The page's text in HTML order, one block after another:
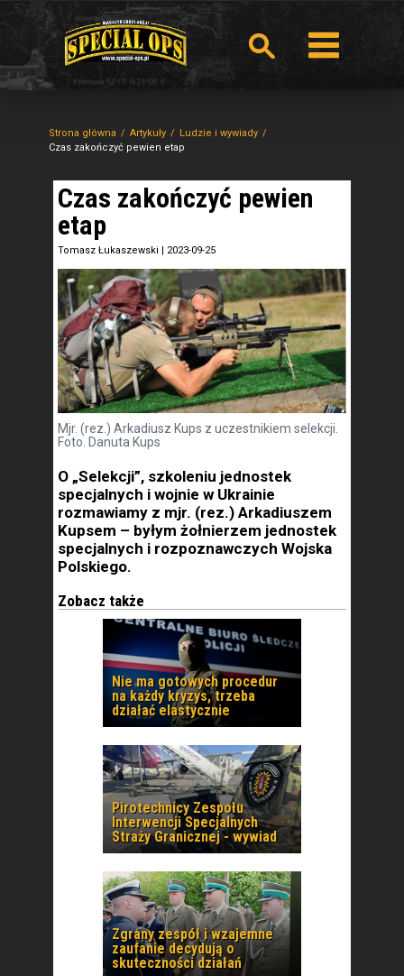
Strona główna Artykuły
Ludzie i wywiady
Czas zakończyć pewien etap
Czas zakończyć pewien
etap
Tomasz Łukaszewski | 2023-09-25
Mjr. (rez.) Arkadiusz Kups z uczestnikiem selekcji.
Foto. Danuta Kups
O „Selekcji”, szkoleniu jednostek
specjalnych i wojnie w Ukrainie
rozmawiamy z mjr. (rez.) Arkadiuszem
Kupsem – byłym żołnierzem jednostek
specjalnych i rozpoznawczych Wojska
Polskiego.
Zobacz także
Nie ma gotowych procedur
na każdy kryzys, trzeba
działać elastycznie
Pirotechnicy Zespołu
Interwencji Specjalnych
Straży Granicznej - wywiad
Zgrany zespół i wzajemne
zaufanie decydują o
skuteczności działań